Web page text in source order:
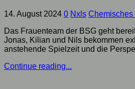
14. August 2024 0 Nxls Chemisches
Das Frauenteam der BSG geht
Jonas, Kilian und Nils bekommen
anstehende Spielzeit und die
Continue reading...